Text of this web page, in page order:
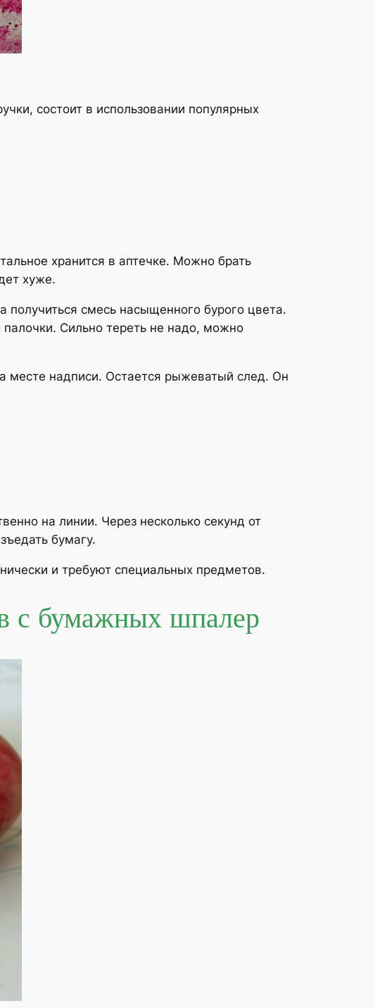
состоит в использовании популярных
хранится в аптечке. Можно брать
хуже.
смесь насыщенного бурого цвета.
Сильно тереть не надо, можно
месте надписи. Остается рыжеватый след. Он
на линии. Через несколько секунд от
бумагу.
и требуют специальных предметов.
с бумажных шпалер